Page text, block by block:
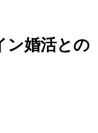
ン婚活との